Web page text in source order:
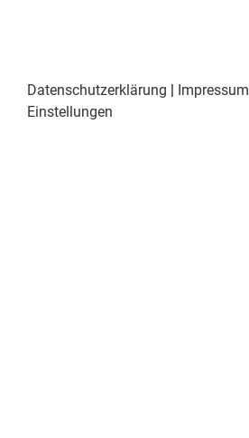
Datenschutzerklärung Impressum
Einstellungen